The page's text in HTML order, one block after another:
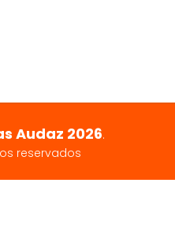
Audaz 2026.
reservados